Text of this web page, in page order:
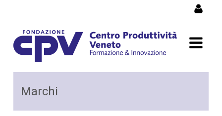
Marchi: cosa sono e a cosa
servono
Marchi